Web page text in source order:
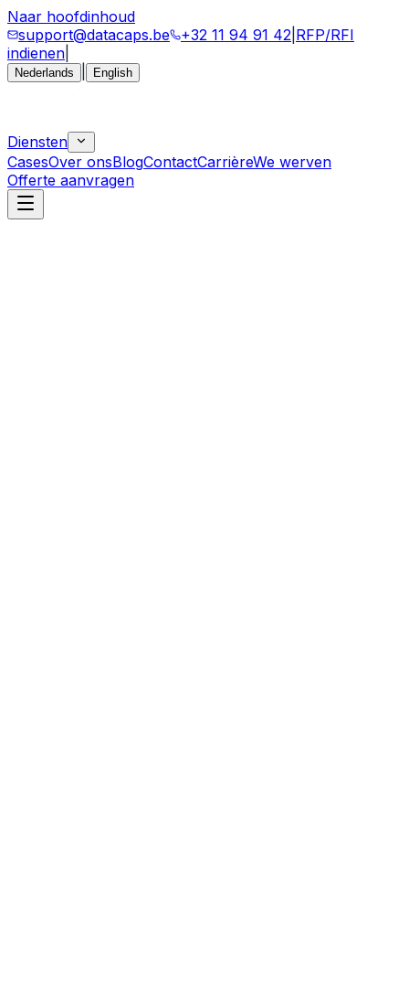
Naar hoofdinhoud
support@datacaps.be
+32 11 94 91 42 RFP/RFI
indienen
Nederlands English
Diensten
CasesOver onsBlogContactCarrièreWe werven
Offerte aanvragen